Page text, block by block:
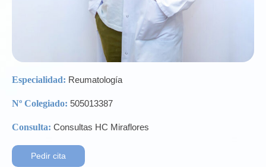
Especialidad: Reumatología
Nº Colegiado: 505013387
Consulta: Consultas HC Miraflores
Pedir cita